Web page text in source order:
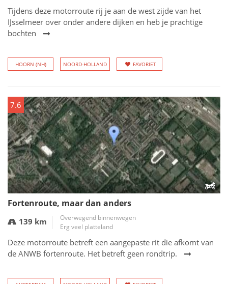
Tijdens deze motorroute rij je aan de west zijde van het
IJsselmeer over onder andere dijken en heb je prachtige
bochten
HOORN (NH) NOORD-HOLLAND FAVORIET
7.6
Fortenroute, maar dan anders
139 km
Overwegend binnenwegen
Erg veel platteland
Deze motorroute betreft een aangepaste rit die afkomt van
de ANWB fortenroute. Het betreft geen rondtrip.